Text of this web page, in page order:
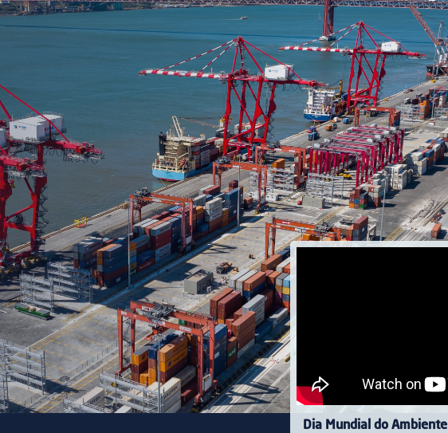
Dia Mundial do Ambiente